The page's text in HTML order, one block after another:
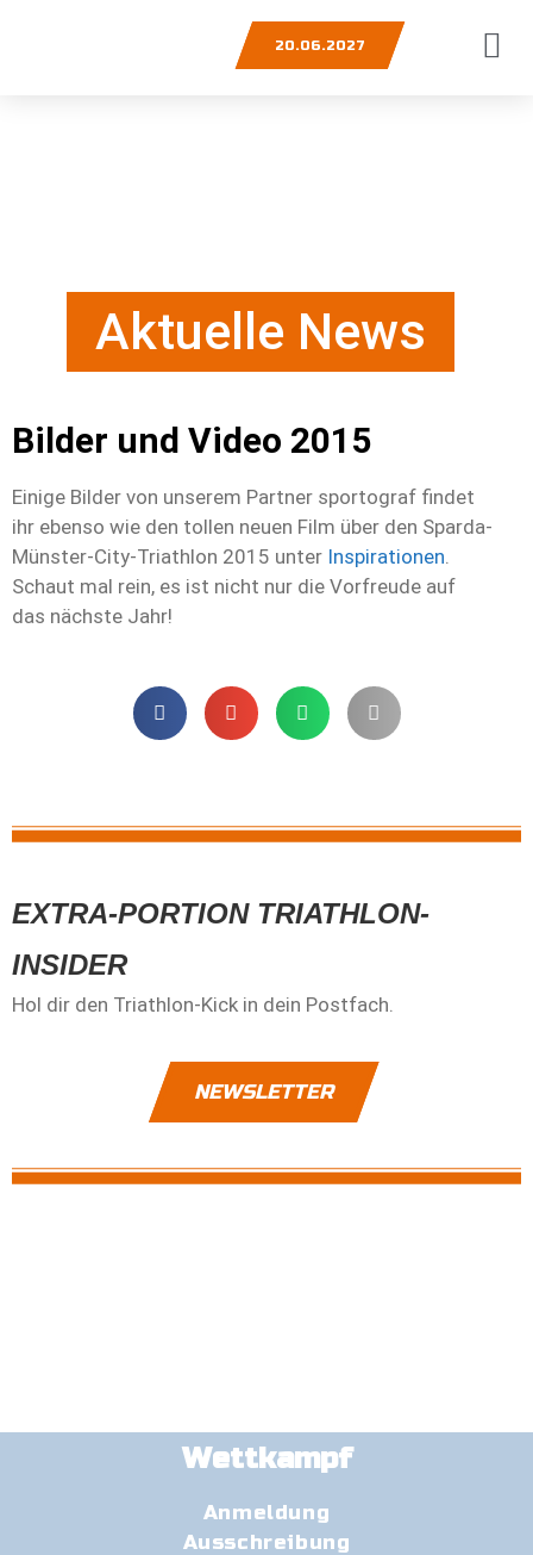
20.06.2027
Aktuelle News
Bilder und Video 2015
Einige Bilder von unserem Partner sportograf findet
ihr ebenso wie den tollen neuen Film über den Sparda-
Münster-City-Triathlon 2015 unter Inspirationen.
Schaut mal rein, es ist nicht nur die Vorfreude auf
das nächste Jahr!
EXTRA-PORTION TRIATHLON-
INSIDER
Hol dir den Triathlon-Kick in dein Postfach.
NEWSLETTER
Wettkampf
Anmeldung
Ausschreibung